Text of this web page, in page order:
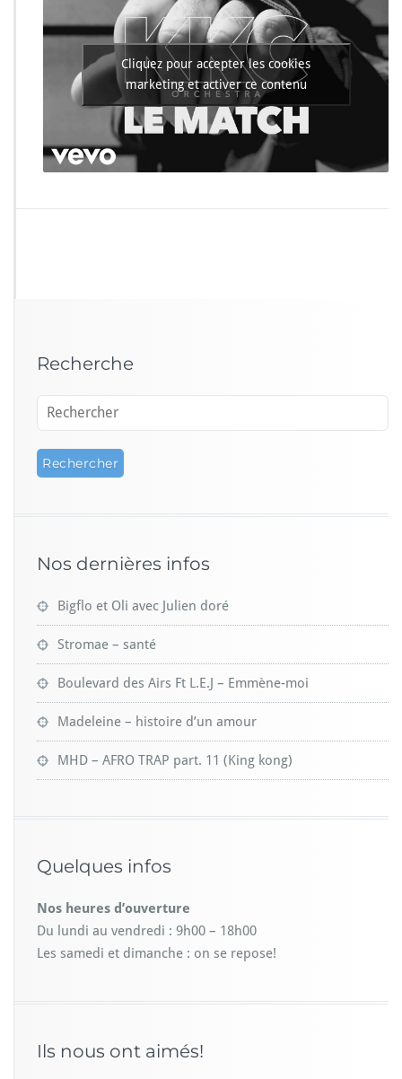
c
h
e
t
a
L
M
Cliquez pour accepter les cookies
marketing et activer ce contenu
Recherche
Nos dernières infos
Bigflo et Oli avec Julien doré
Stromae – santé
Boulevard des Airs Ft L.E.J – Emmène-moi
Madeleine – histoire d’un amour
MHD – AFRO TRAP part. 11 (King kong)
Quelques infos
Nos heures d’ouverture
Du lundi au vendredi : 9h00 – 18h00
Les samedi et dimanche : on se repose!
Ils nous ont aimés!